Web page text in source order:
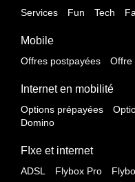
Services Fun Tech
Mobile
Offres postpayées Offre
Internet en mobilité
Options prépayées
Domino
FIxe et internet
ADSL Flybox Pro